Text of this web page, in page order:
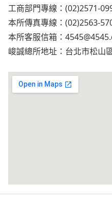
工商部門專線：(02)2571-
本所傳真專線：(02)2563-
本所客服信箱：
峻誠總所地址：台北市松山